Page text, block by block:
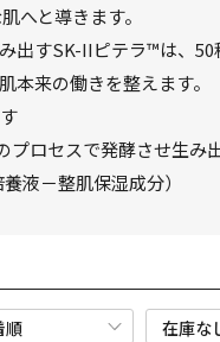
へと導きます。
出すSK-IIピテラ™は、
本来の働きを整えます。
ロセスで発酵させ生み
液－整肌保湿成分）